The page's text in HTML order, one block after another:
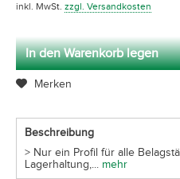
inkl. MwSt. zzgl. Versandkosten
In den Warenkorb legen
Merken
Beschreibung
> Nur ein Profil für alle
Lagerhaltung,... mehr